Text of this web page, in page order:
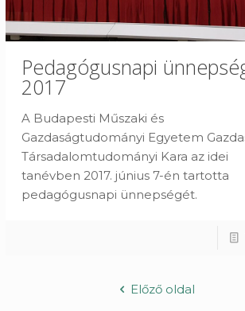
Pedagógusnapi
2017
A Budapesti Műszaki és
Gazdaságtudományi Egyetem
Társadalomtudományi Kara az idei
tanévben 2017. június 7-én tartotta
pedagógusnapi ünnepségét.
Előző oldal